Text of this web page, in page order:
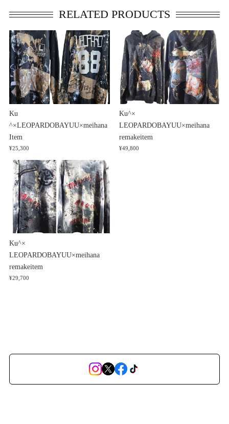
RELATED PRODUCTS
Ku
^×LEOPARDOBAYUU×meihana
Item
¥25,300
Ku^×
LEOPARDOBAYUU×meihana
remakeitem
¥49,800
Ku^×
LEOPARDOBAYUU×meihana
remakeitem
¥29,700